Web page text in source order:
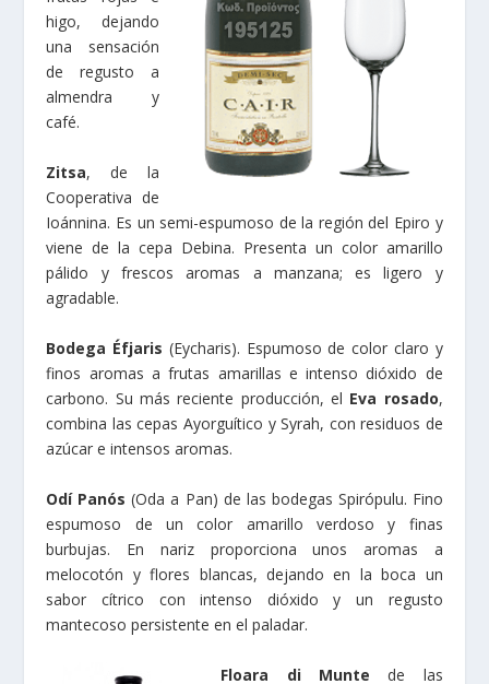
higo, dejando
una sensación
de regusto a
almendra y
café.
Zitsa, de la
Cooperativa de
Ioánnina. Es un semi-espumoso de la región del Epiro y
viene de la cepa Debina. Presenta un color amarillo
pálido y frescos aromas a manzana; es ligero y
agradable.
Bodega Éfjaris (Eycharis). Espumoso de color claro y
finos aromas a frutas amarillas e intenso dióxido de
carbono. Su más reciente producción, el Eva rosado,
combina las cepas Ayorguítico y Syrah, con residuos de
azúcar e intensos aromas.
Odí Panós (Oda a Pan) de las bodegas Spirópulu. Fino
espumoso de un color amarillo verdoso y finas
burbujas. En nariz proporciona unos aromas a
melocotón y flores blancas, dejando en la boca un
sabor cítrico con intenso dióxido y un regusto
mantecoso persistente en el paladar.
Floara di Munte de las